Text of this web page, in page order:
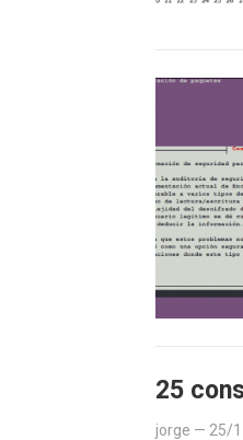
25
jorge — 25/